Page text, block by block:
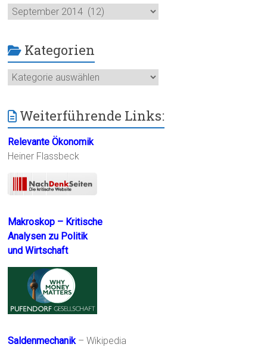
Archiv
Kategorien
Kategorien
Weiterführende Links:
Relevante Ökonomik
Heiner Flassbeck
Makroskop – Kritische
Analysen zu Politik
und Wirtschaft
Saldenmechanik – Wikipedia